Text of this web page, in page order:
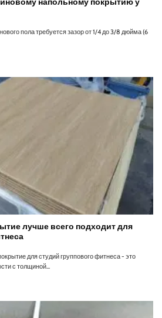
напольному покрытию у
пола требуется зазор от 1/4 до 3/8 дюйма (6
лучше всего подходит для
для студий группового фитнеса - это
с толщиной...